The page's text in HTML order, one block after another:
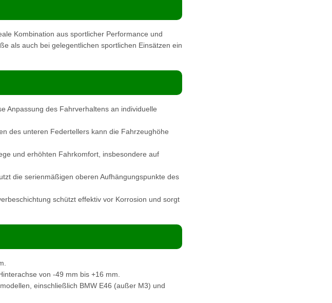
Kombination aus sportlicher Performance und
als auch bei gelegentlichen sportlichen Einsätzen ein
Anpassung des Fahrverhaltens an individuelle
des unteren Federtellers kann die Fahrzeughöhe
und erhöhten Fahrkomfort, insbesondere auf
die serienmäßigen oberen Aufhängungspunkte des
schützt effektiv vor Korrosion und sorgt
von -49 mm bis +16 mm.
einschließlich BMW E46 (außer M3) und